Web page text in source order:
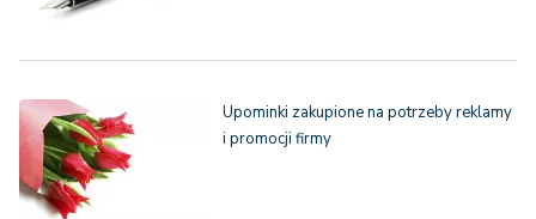
Upominki zakupione na potrzeby reklamy
i promocji firmy